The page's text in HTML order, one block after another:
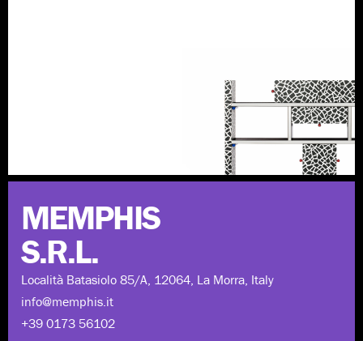
MEMPHIS
S.R.L.
Località Batasiolo 85/A, 12064, La Morra, Italy
info@memphis.it
+39 0173 56102